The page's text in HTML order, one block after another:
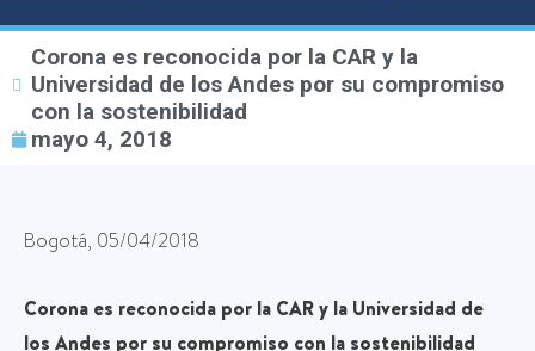
Corona es reconocida por la CAR y la
Universidad de los Andes por su compromiso
con la sostenibilidad
mayo 4, 2018
Bogotá, 05/04/2018
Corona es reconocida por la CAR y la Universidad de
los Andes por su compromiso con la sostenibilidad